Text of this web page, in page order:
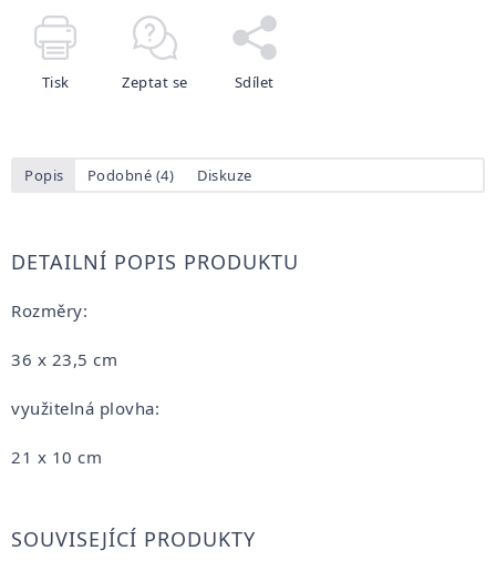
Tisk Zeptat se Sdílet
Popis Podobné (4) Diskuze
DETAILNÍ POPIS PRODUKTU
Rozměry:
36 x 23,5 cm
využitelná plovha:
21 x 10 cm
SOUVISEJÍCÍ PRODUKTY